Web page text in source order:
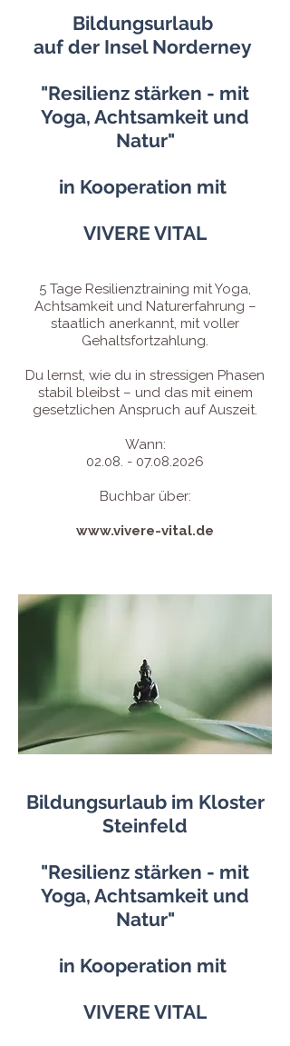
Bildungsurlaub
auf der Insel Norderney
"Resilienz stärken - mit
Yoga, Achtsamkeit und
Natur"
in Kooperation mit
VIVERE VITAL
5 Tage Resilienztraining mit Yoga,
Achtsamkeit und Naturerfahrung –
staatlich anerkannt, mit voller
Gehaltsfortzahlung.
Du lernst, wie du in stressigen Phasen
stabil bleibst – und das mit einem
gesetzlichen Anspruch auf Auszeit.
Wann:
02.08. - 07.08.2026
Buchbar über:
www.vivere-vital.de
Bildungsurlaub im Kloster
Steinfeld
"Resilienz stärken - mit
Yoga, Achtsamkeit und
Natur"
in Kooperation mit
VIVERE VITAL